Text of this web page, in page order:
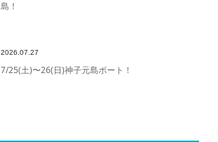
島！
2026.07.27
7/25(土)〜26(日)神子元島ボート！